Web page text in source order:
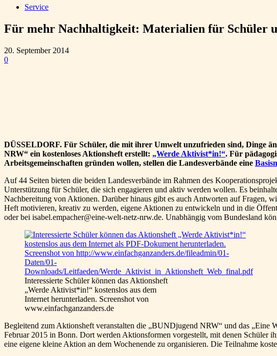
Service
Für mehr Nachhaltigkeit: Materialien für Schüler
20. September 2014
0
DÜSSELDORF. Für Schüler, die mit ihrer Umwelt unzufrieden sind, Dinge
NRW“ ein kostenloses Aktionsheft erstellt: „Werde Aktivist*in!“. Für
Arbeitsgemeinschaften gründen wollen, stellen die Landesverbände eine
Auf 44 Seiten bieten die beiden Landesverbände im Rahmen des
Unterstützung für Schüler, die sich engagieren und aktiv werden wollen. Es
Nachbereitung von Aktionen. Darüber hinaus gibt es auch Antworten auf Fragen,
Heft motivieren, kreativ zu werden, eigene Aktionen zu entwickeln und in die
oder bei isabel.empacher@eine-welt-netz-nrw.de. Unabhängig vom Bundesland
Interessierte Schüler können das Aktionsheft
„Werde Aktivist*in!“ kostenslos aus dem
Internet herunterladen. Screenshot von
www.einfachganzanders.de
Begleitend zum Aktionsheft veranstalten die „BUNDjugend NRW“ und das „Eine
Februar 2015 in Bonn. Dort werden Aktionsformen vorgestellt, mit denen Schüler
eine eigene kleine Aktion an dem Wochenende zu organisieren. Die Teilnahme